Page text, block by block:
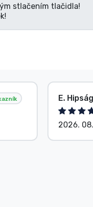
stlačením tlačidla!
E.
2026.